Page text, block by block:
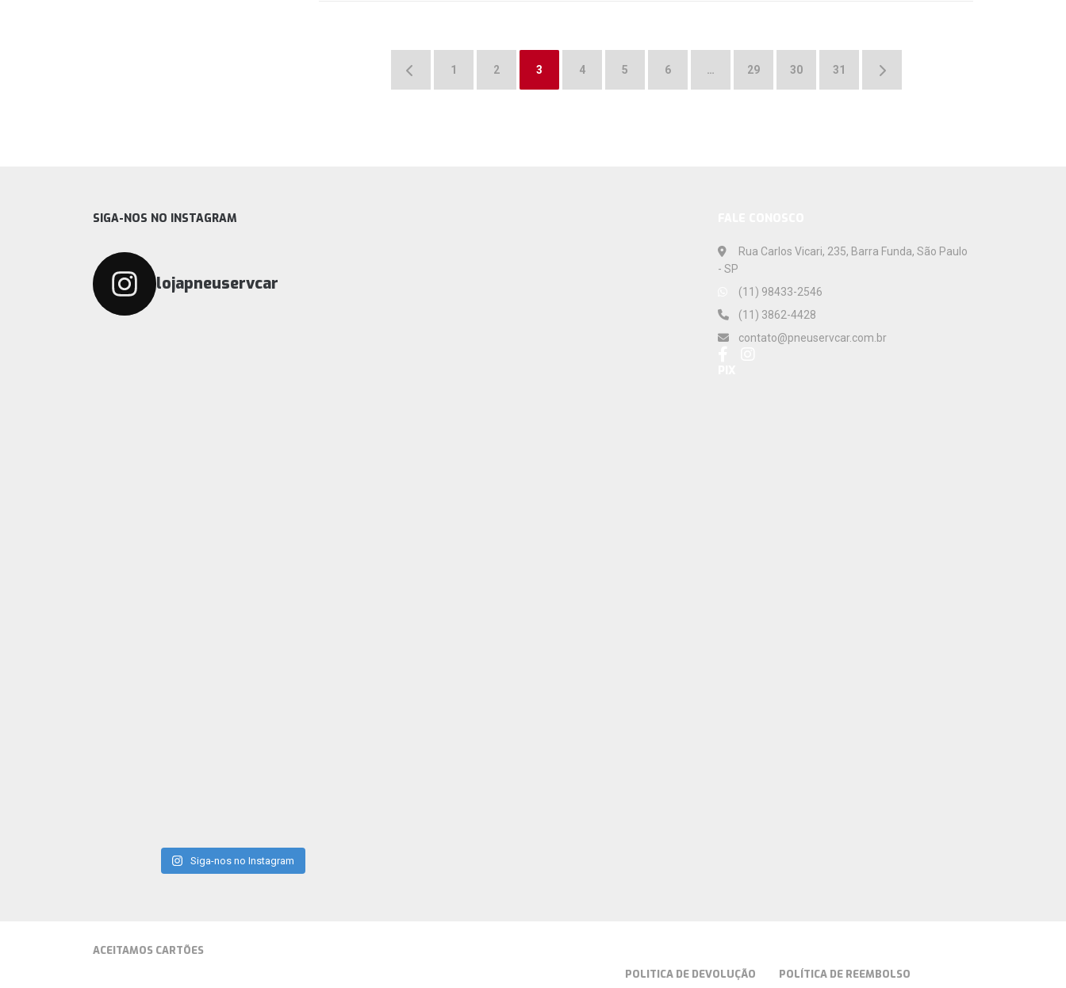
← 1 2 3 4 5 6 … 29 30 31 →
Rua Carlos Vicari, 235, Barra Funda, São Paulo
- SP
(11) 98433-2546
(11) 3862-4428
contato@pneuservcar.com.br
SIGA-NOS NO INSTAGRAM
lojapneuservcar
Siga-nos no Instagram
ACEITAMOS CARTÕES
POLITICA DE DEVOLUÇÃO
POLÍTICA DE REEMBOLSO